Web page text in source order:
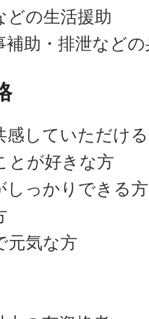
どの生活援助
補助・排泄など
感していただけ
とが好きな方
しっかりできる方
元気な方